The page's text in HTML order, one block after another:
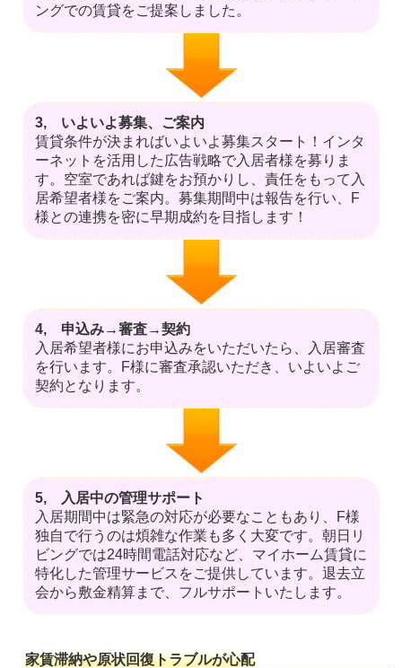
ングでの賃貸をご提案しました。
3, いよいよ募集、ご案内
賃貸条件が決まればいよいよ募集スタート！インタ
ーネットを活用した広告戦略で入居者様を募りま
す。空室であれば鍵をお預かりし、責任をもって入
居希望者様をご案内。募集期間中は報告を行い、F
様との連携を密に早期成約を目指します！
4, 申込み→審査→契約
入居希望者様にお申込みをいただいたら、入居審査
を行います。F様に審査承認いただき、いよいよご
契約となります。
5, 入居中の管理サポート
入居期間中は緊急の対応が必要なこともあり、F様
独自で行うのは煩雑な作業も多く大変です。朝日リ
ビングでは24時間電話対応など、マイホーム賃貸に
特化した管理サービスをご提供しています。退去立
会から敷金精算まで、フルサポートいたします。
家賃滞納や原状回復トラブルが心配